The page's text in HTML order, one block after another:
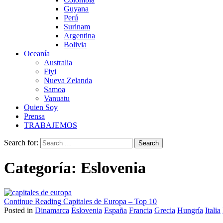
Guyana
Perú
Surinam
Argentina
Bolivia
Oceanía
Australia
Fiyi
Nueva Zelanda
Samoa
Vanuatu
Quien Soy
Prensa
TRABAJEMOS
Search for:
Categoría: Eslovenia
Continue Reading Capitales de Europa – Top 10
Posted in Dinamarca Eslovenia España Francia Grecia Hungría Italia